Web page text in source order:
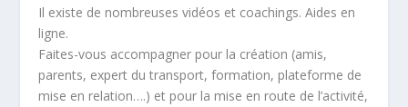
Il existe de nombreuses vidéos et coachings. Aides en
ligne.
Faites-vous accompagner pour la création (amis,
parents, expert du transport, formation, plateforme de
mise en relation….) et pour la mise en route de l’activité,